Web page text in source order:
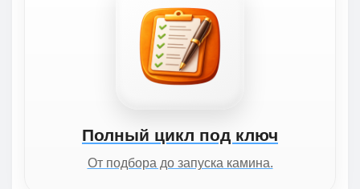
Полный цикл под ключ
От подбора до запуска камина.